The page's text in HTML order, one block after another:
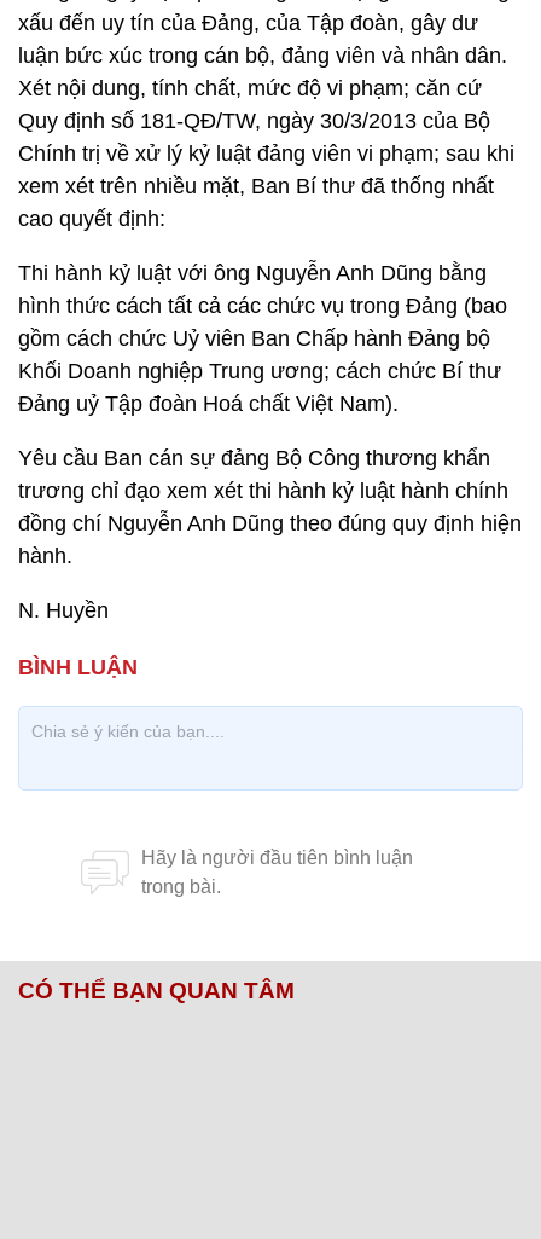
xấu đến uy tín của Đảng, của Tập đoàn, gây dư
luận bức xúc trong cán bộ, đảng viên và nhân dân.
Xét nội dung, tính chất, mức độ vi phạm; căn cứ
Quy định số 181-QĐ/TW, ngày 30/3/2013 của Bộ
Chính trị về xử lý kỷ luật đảng viên vi phạm; sau khi
xem xét trên nhiều mặt, Ban Bí thư đã thống nhất
cao quyết định:
Thi hành kỷ luật với ông Nguyễn Anh Dũng bằng
hình thức cách tất cả các chức vụ trong Đảng (bao
gồm cách chức Uỷ viên Ban Chấp hành Đảng bộ
Khối Doanh nghiệp Trung ương; cách chức Bí thư
Đảng uỷ Tập đoàn Hoá chất Việt Nam).
Yêu cầu Ban cán sự đảng Bộ Công thương khẩn
trương chỉ đạo xem xét thi hành kỷ luật hành chính
đồng chí Nguyễn Anh Dũng theo đúng quy định hiện
hành.
N. Huyền
CÓ THỂ BẠN QUAN TÂM